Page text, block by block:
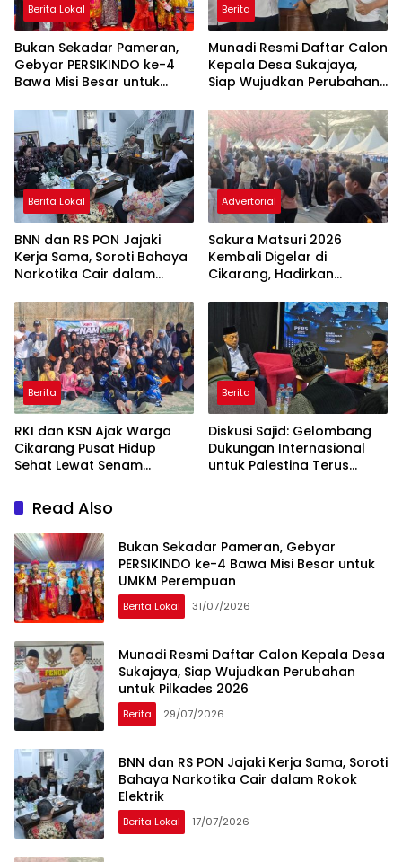
Berita Lokal
Bukan Sekadar Pameran,
Gebyar PERSIKINDO ke-4
Bawa Misi Besar untuk
Berita
Munadi Resmi Daftar Calon
Kepala Desa Sukajaya,
Siap Wujudkan Perubahan
Berita Lokal
BNN dan RS PON Jajaki
Kerja Sama, Soroti Bahaya
Narkotika Cair dalam
Advertorial
Sakura Matsuri 2026
Kembali Digelar di
Cikarang, Hadirkan
Indonesia dan Jepang
Berita
RKI dan KSN Ajak Warga
Cikarang Pusat Hidup
Sehat Lewat Senam
Konseling
Berita
Diskusi Sajid: Gelombang
Dukungan Internasional
untuk Palestina Terus
Read Also
Bukan Sekadar Pameran, Gebyar
PERSIKINDO ke-4 Bawa Misi Besar untuk
UMKM Perempuan
Berita Lokal 31/07/2026
Munadi Resmi Daftar Calon Kepala Desa
Sukajaya, Siap Wujudkan Perubahan
untuk Pilkades 2026
Berita 29/07/2026
BNN dan RS PON Jajaki Kerja Sama, Soroti
Bahaya Narkotika Cair dalam Rokok
Elektrik
Berita Lokal 17/07/2026